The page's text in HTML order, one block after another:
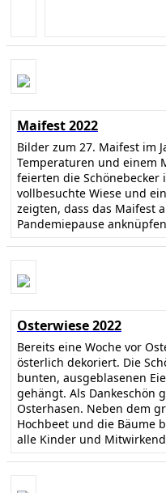
Maifest 2022
Bilder zum 27. Maifest im
Temperaturen und einem
feierten die
vollbesuchte Wiese und
zeigten, dass das Maifest
Pandemiepause
Osterwiese 2022
Bereits eine Woche vor
österlich dekoriert. Die
bunten, ausgeblasenen
gehängt. Als Dankeschön
Osterhasen. Neben dem
Hochbeet und die Bäume
alle Kinder und